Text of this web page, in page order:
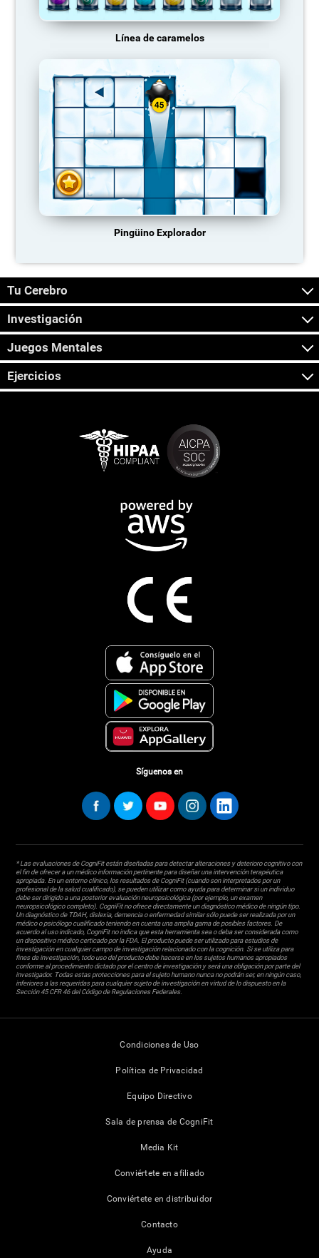
Línea de caramelos
Pingüino Explorador
Tu Cerebro
Investigación
Juegos Mentales
Ejercicios
Síguenos en
* Las evaluaciones de CogniFit están diseñadas para detectar alteraciones y deterioro cognitivo con
el fin de ofrecer a un médico información pertinente para diseñar una intervención terapéutica
apropiada. En un entorno clínico, los resultados de CogniFit (cuando son interpretados por un
profesional de la salud cualificado), se pueden utilizar como ayuda para determinar si un individuo
debe ser dirigido a una posterior evaluación neuropsicológica (por ejemplo, un examen
neuropsicológico completo). CogniFit no ofrece directamente un diagnóstico médico de ningún tipo.
Un diagnóstico de TDAH, dislexia, demencia o enfermedad similar sólo puede ser realizada por un
médico o psicólogo cualificado teniendo en cuenta una amplia gama de posibles factores. De
acuerdo al uso indicado, CogniFit no indica que esta herramienta sea o deba ser considerada como
un dispositivo médico certicado por la FDA. El producto puede ser utilizado para estudios de
investigación en cualquier campo de investigación relacionado con la cognición. Si se utiliza para
fines de investigación, todo uso del producto debe hacerse en los sujetos humanos apropiados
conforme al procedimiento dictado por el centro de investigación y será una obligación por parte del
investigador. Todas estas protecciones para el sujeto humano nunca no podrán ser, en ningún caso,
inferiores a las requeridas para cualquier sujeto de investigación en virtud de lo dispuesto en la
Sección 45 CFR 46 del Código de Regulaciones Federales.
Condiciones de Uso
Política de Privacidad
Equipo Directivo
Sala de prensa de CogniFit
Media Kit
Conviértete en afiliado
Conviértete en distribuidor
Contacto
Ayuda